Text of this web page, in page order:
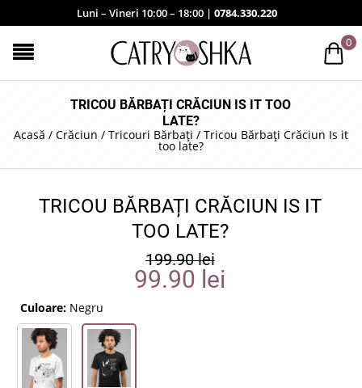
Luni – Vineri 10:00 – 18:00 | 0784.330.220
0
TRICOU BĂRBAȚI CRĂCIUN IS IT TOO
LATE?
Acasă / Crăciun / Tricouri Bărbați / Tricou Bărbați Crăciun Is it
too late?
TRICOU BĂRBAȚI CRĂCIUN IS IT
TOO LATE?
199.90lei
99.90 lei
Culoare: Negru